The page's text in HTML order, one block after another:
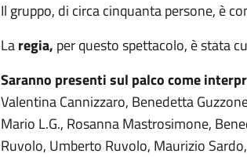
Il gruppo, di circa cinquanta persone, è
Laregia, per questo spettacolo, è stata
Saranno presenti sul palco come
Valentina Cannizzaro, Benedetta
Mario L.G., Rosanna Mastrosimone,
Ruvolo, Umberto Ruvolo, Maurizio